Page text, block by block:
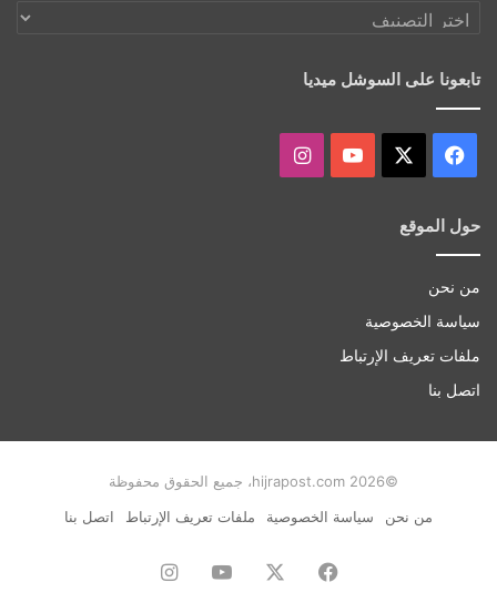
اكتشف
تابعونا على السوشل ميديا
فيسبوك ‫YouTubeانستقرام
حول الموقع
من نحن
سياسة الخصوصية
ملفات تعريف الإرتباط
اتصل بنا
©hijrapost.com 2026، جميع الحقوق محفوظة
من نحن
سياسة الخصوصية ملفات تعريف الإرتباط اتصل بنا
فيسبوك ‫YouTubeانستقرام